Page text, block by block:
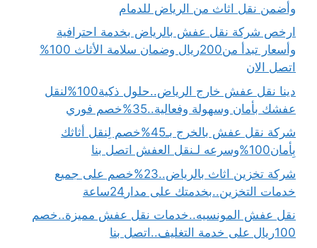
وأضمن نقل اثاث من الرياض للدمام
ارخص شركة نقل عفش بالرياض بخدمة احترافية
وأسعار تبدأ من200ريال وضمان سلامة الأثاث 100%
اتصل الان
دينا نقل عفش خارج الرياض..حلول ذكية100%لنقل
عفشك بأمان وسهولة وفعالية..35%خصم فوري
شركة نقل عفش بالخرج بـ45%خصم لِنقل أثاثك
بِأمان100%وسرعه لـنقل العفش اتصل بنا
شركة تخزين اثاث بالرياض..23%خصم على جميع
خدمات التخزين..بخدمتك على مدار24ساعة
نقل عفش المونسيه..خدمات نقل عفش مميزة..خصم
100ريال على خدمة التغليف..اتصل بنا